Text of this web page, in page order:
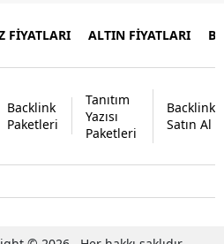
FİYATLARI ALTIN FİYATLARI
Backlink
Paketleri
Tanıtım
Yazısı
Paketleri
Backlink
Satın Al